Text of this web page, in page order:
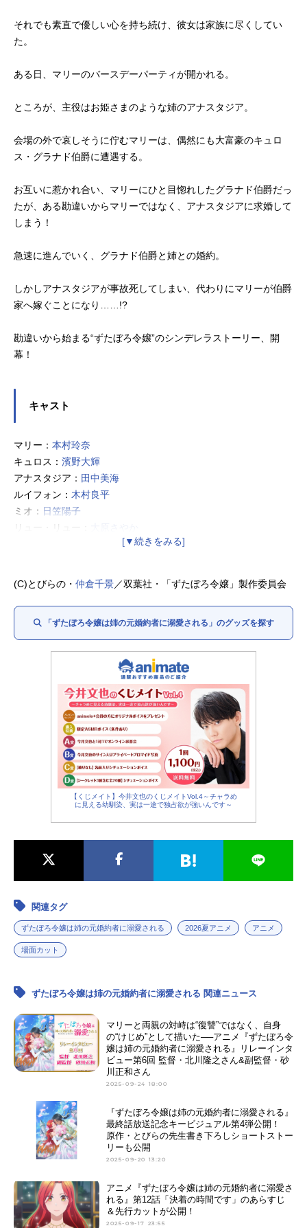
それでも素直で優しい心を持ち続け、彼女は家族に尽くしてい
た。
ある日、マリーのバースデーパーティが開かれる。
ところが、主役はお姫さまのような姉のアナスタジア。
会場の外で哀しそうに佇むマリーは、偶然にも大富豪のキュロ
ス・グラナド伯爵に遭遇する。
お互いに惹かれ合い、マリーにひと目惚れしたグラナド伯爵だっ
たが、ある勘違いからマリーではなく、アナスタジアに求婚して
しまう！
急速に進んでいく、グラナド伯爵と姉との婚約。
しかしアナスタジアが事故死してしまい、代わりにマリーが伯爵
家へ嫁ぐことになり……!?
勘違いから始まる“ずたぼろ令嬢”のシンデレラストーリー、開
幕！
キャスト
マリー： 本村玲奈
キュロス： 濱野大輝
アナスタジア： 田中美海
ルイフォン： 木村良平
ミオ： 日笠陽子
リュー・リュー：
チュニカ：
相坂優歌
(C)とびらの・ 仲倉千景／双葉社・「ずたぼろ令嬢」製作委員会
「ずたぼろ令嬢は姉の元婚約者に溺愛される」のグッズを探す
【くじメイト】今井文也のくじメイトVol.4～チャラめ
に見える幼馴染、実は一途で独占欲が強いんです～
関連タグ
ずたぼろ令嬢は姉の元婚約者に溺愛される 2026夏アニメ アニメ
場面カット
ずたぼろ令嬢は姉の元婚約者に溺愛される 関連ニュース
マリーと両親の対峙は“復讐”ではなく、自身
の“けじめ”として描いた──アニメ『ずたぼろ令
嬢は姉の元婚約者に溺愛される』リレーインタ
ビュー第6回 監督・北川隆之さん&副監督・砂
川正和さん
2025-09-24 18:00
『ずたぼろ令嬢は姉の元婚約者に溺愛される』
最終話放送記念キービジュアル第4弾公開！
原作・とびらの先生書き下ろしショートストー
リーも公開
2025-09-20 13:20
アニメ『ずたぼろ令嬢は姉の元婚約者に溺愛さ
れる』第12話「決着の時間です」のあらすじ
＆先行カットが公開！
2025-09-17 23:55